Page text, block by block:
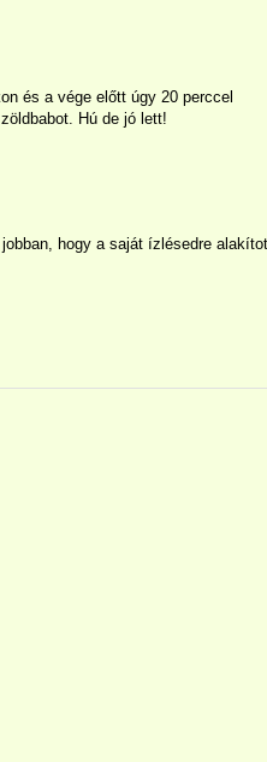
és a vége előtt úgy 20 perccel
Hú de jó lett!
hogy a saját ízlésedre